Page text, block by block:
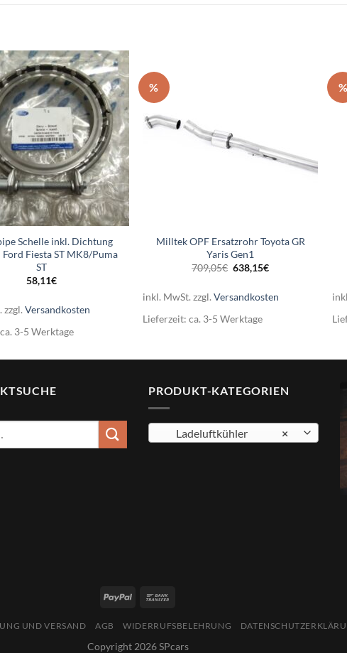
Schelle inkl. Dichtung
Fiesta ST MK8/Puma
ST
58,11€
zzgl.Versandkosten
ca. 3-5 Werktage
%
Milltek OPF Ersatzrohr Toyota GR
Yaris Gen1
709,05€ Ursprünglicher
Preis
709,05€
638,15€Aktueller
638,15€.
inkl. MwSt.zzgl.Versandkosten
Lieferzeit:ca. 3-5 Werktage
%
PRODUKT-KATEGORIEN
×
Ladeluftkühler
UND VERSAND AGB WIDERRUFSBELEHRUNG
Copyright 2026 SPcars